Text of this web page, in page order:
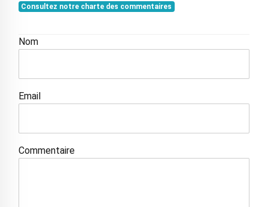
Consultez notre charte des commentaires
Nom
Email
Commentaire